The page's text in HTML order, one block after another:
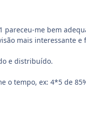
me bem
mais interessante
e distribuído.
o tempo, ex: 4*5 de